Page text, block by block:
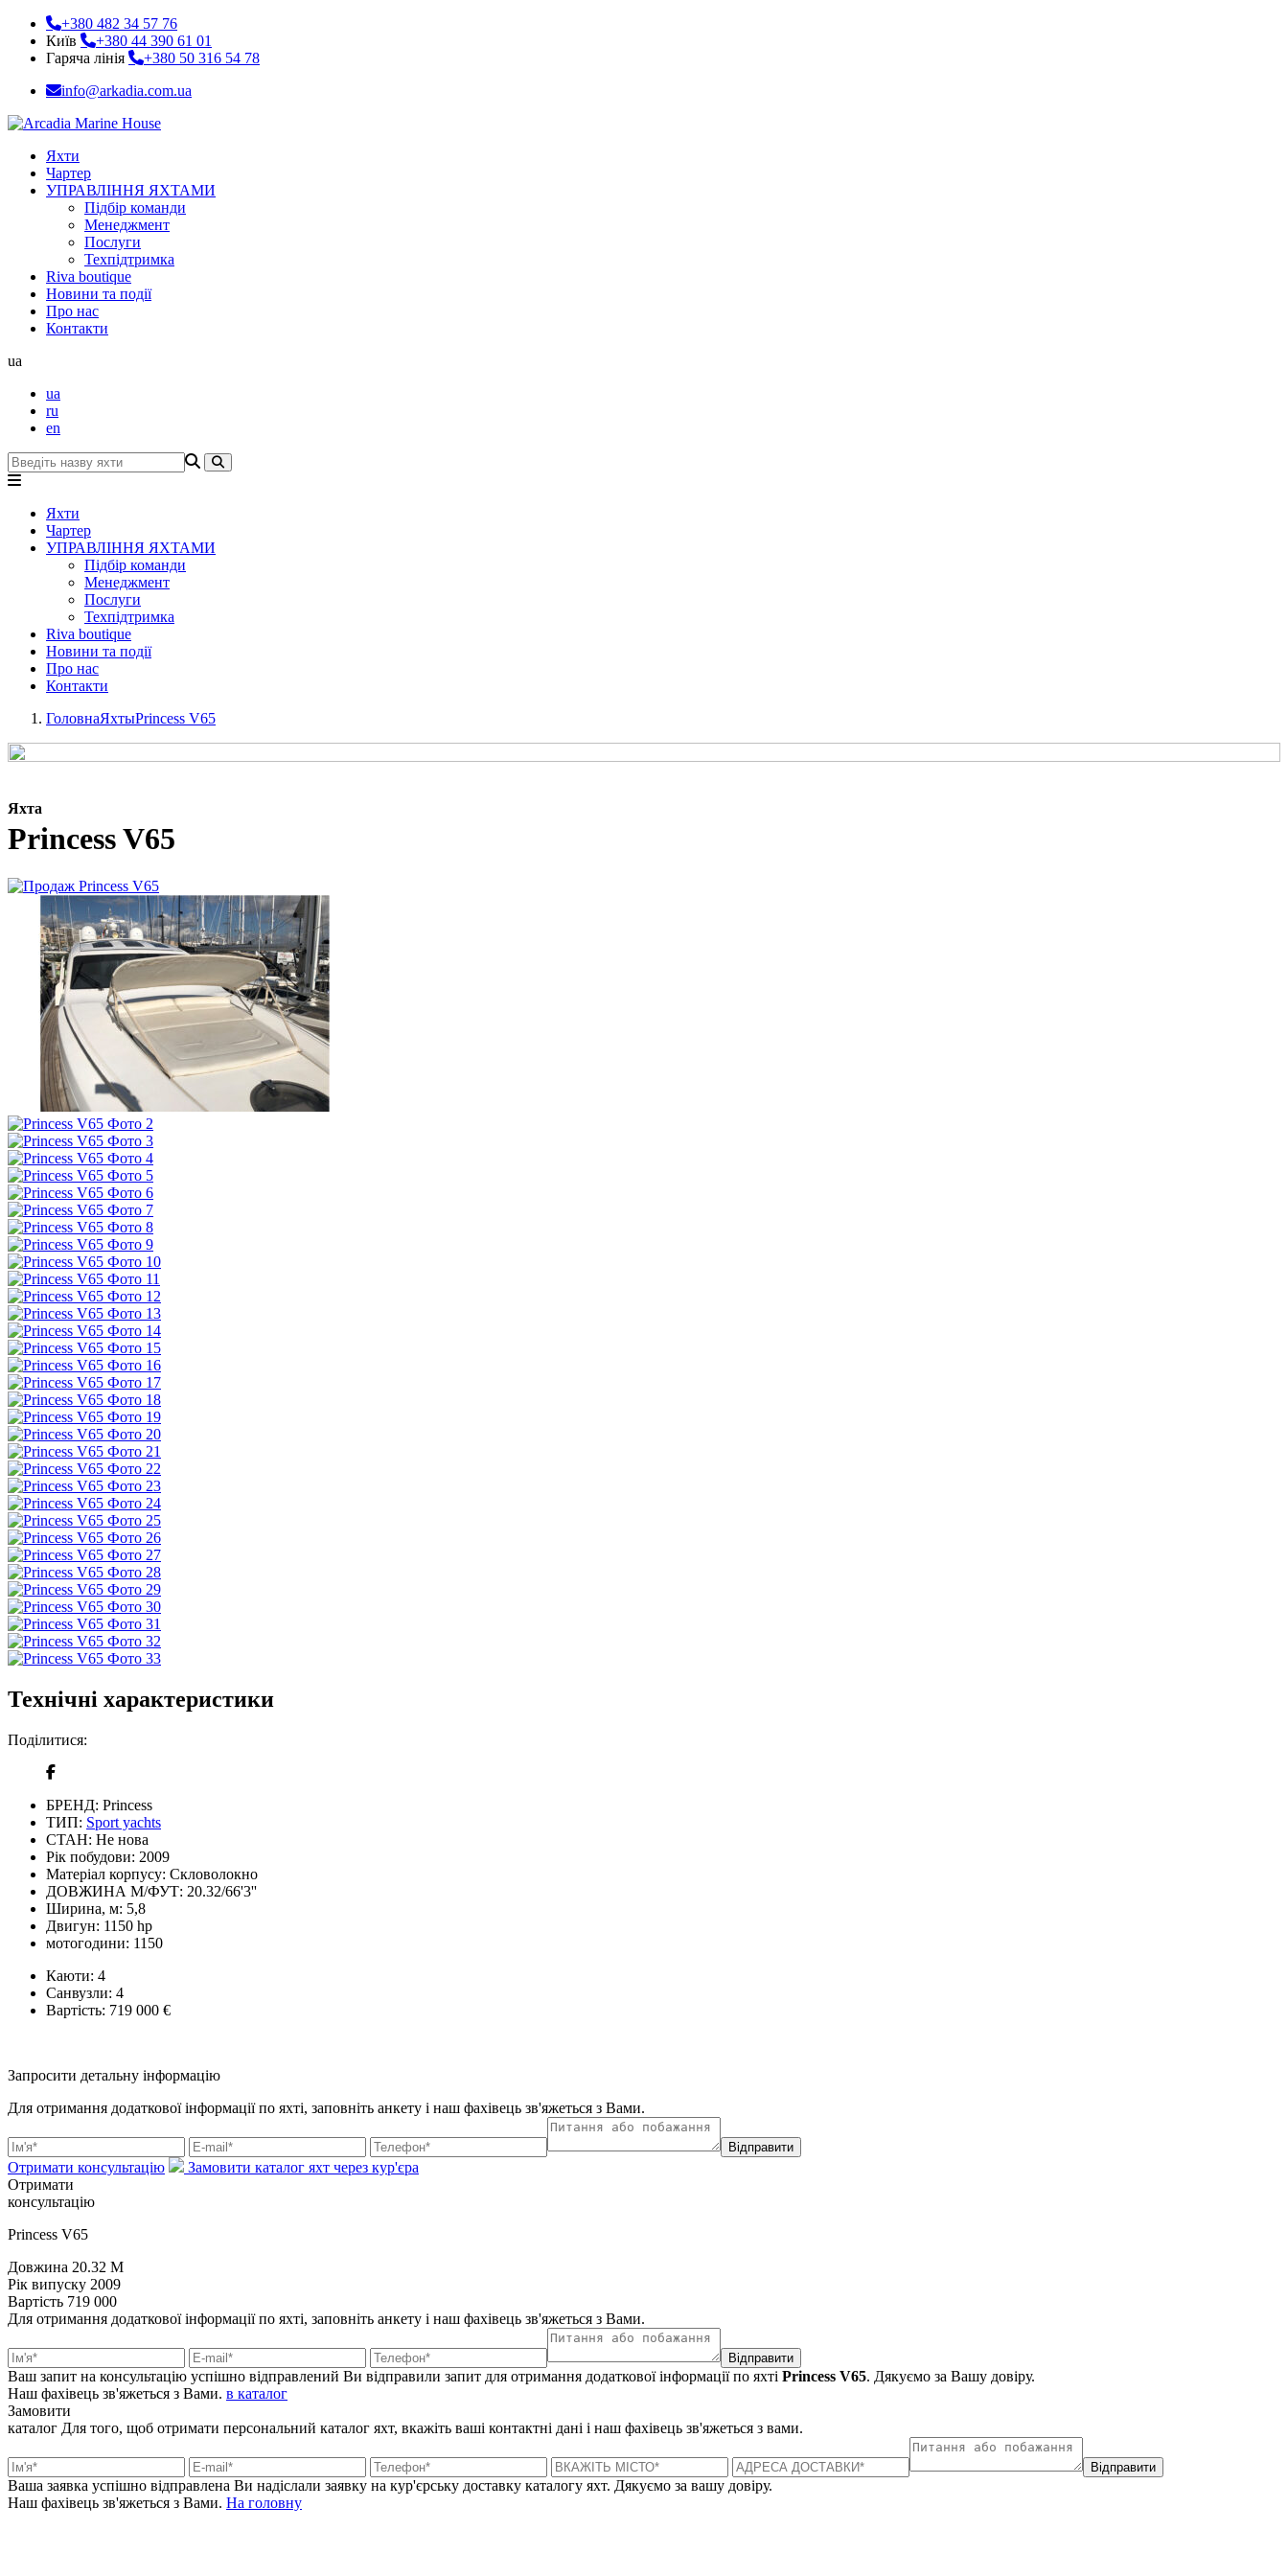
+380 482 34 57 76
Київ
+380 44 390 61 01
Гаряча лінія
+380 50 316 54 78
info@arkadia.com.ua
Яхти
Чартер
УПРАВЛІННЯ ЯХТАМИ
Підбір команди
Менеджмент
Послуги
Техпідтримка
Riva boutique
Новини та події
Про нас
Контакти
ua
ua
ru
en
Яхти
Чартер
УПРАВЛІННЯ ЯХТАМИ
Підбір команди
Менеджмент
Послуги
Техпідтримка
Riva boutique
Новини та події
Про нас
Контакти
ГоловнаЯхтыPrincess V65
Яхта
Princess V65
Технічні характеристики
Поділитися:
БРЕНД: Princess
ТИП: Sport yachts
СТАН: Не нова
Рік побудови: 2009
Матеріал корпусу: Скловолокно
ДОВЖИНА М/ФУТ: 20.32/66'3''
Ширина, м: 5,8
Двигун: 1150 hp
мотогодини: 1150
Каюти: 4
Санвузли: 4
Вартість: 719 000 €
Запросити детальну інформацію
Для отримання додаткової інформації по яхті, заповніть анкету і наш фахівець зв'яжеться з Вами.
Відправити
Отримати консультацію
Замовити каталог яхт через кур'єра
Отримати
консультацію
Princess V65
Довжина 20.32 M
Рік випуску 2009
Вартість 719 000
Для отримання додаткової інформації по яхті, заповніть анкету і наш фахівець зв'яжеться з Вами.
Відправити
Ваш запит на консультацію успішно відправлений Ви відправили запит для отримання додаткової інформації по яхті Princess V65. Дякуємо за Вашу довіру.
Наш фахівець зв'яжеться з Вами. в каталог
Замовити
каталог Для того, щоб отримати персональний каталог яхт, вкажіть ваші контактні дані і наш фахівець зв'яжеться з вами.
Відправити
Ваша заявка успішно відправлена Ви надіслали заявку на кур'єрську доставку каталогу яхт. Дякуємо за вашу довіру.
Наш фахівець зв'яжеться з Вами. На головну